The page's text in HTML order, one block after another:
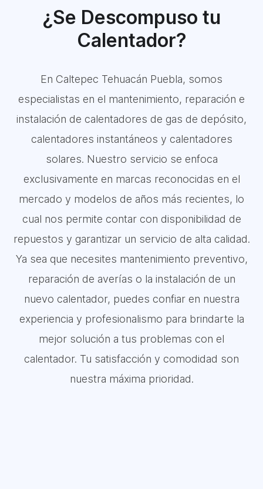
¿Se Descompuso tu
Calentador?
En Caltepec Tehuacán Puebla, somos
especialistas en el mantenimiento, reparación e
instalación de calentadores de gas de depósito,
calentadores instantáneos y calentadores
solares. Nuestro servicio se enfoca
exclusivamente en marcas reconocidas en el
mercado y modelos de años más recientes, lo
cual nos permite contar con disponibilidad de
repuestos y garantizar un servicio de alta calidad.
Ya sea que necesites mantenimiento preventivo,
reparación de averías o la instalación de un
nuevo calentador, puedes confiar en nuestra
experiencia y profesionalismo para brindarte la
mejor solución a tus problemas con el
calentador. Tu satisfacción y comodidad son
nuestra máxima prioridad.